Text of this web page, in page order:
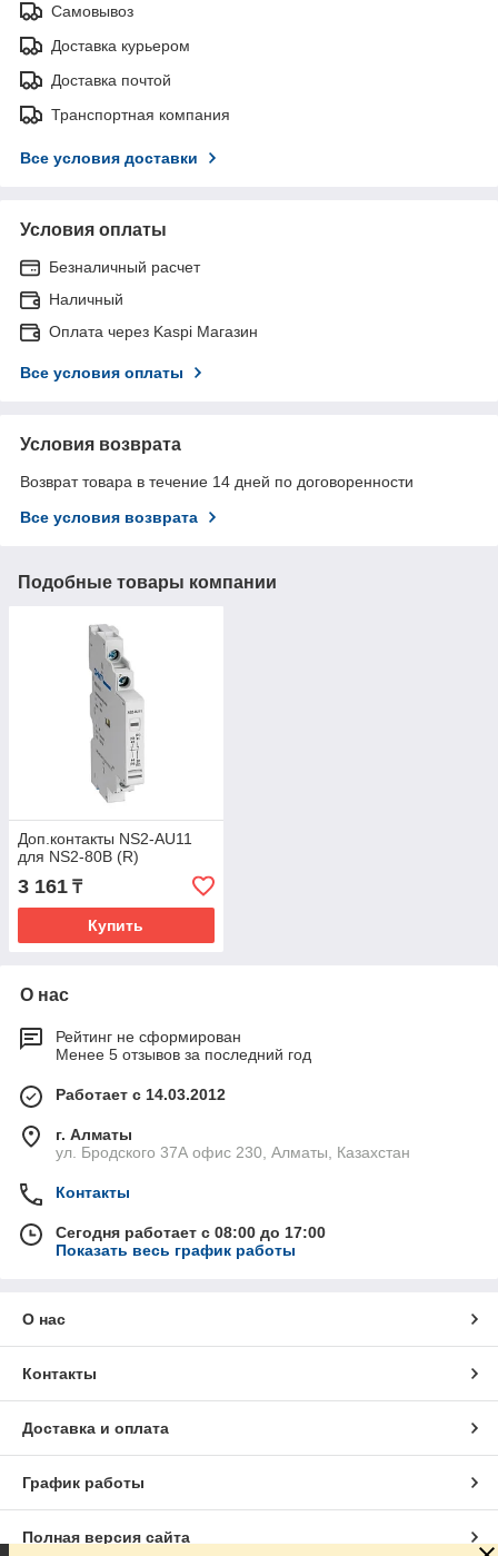
Самовывоз
Доставка курьером
Доставка почтой
Транспортная компания
Все условия доставки
Условия оплаты
Безналичный расчет
Наличный
Оплата через Kaspi Магазин
Все условия оплаты
Условия возврата
Возврат товара в течение 14 дней по договоренности
Все условия возврата
Подобные товары компании
Доп.контакты NS2-AU11
для NS2-80B (R)
3 161 ₸
Купить
О нас
Рейтинг не сформирован
Менее 5 отзывов за последний год
Работает с 14.03.2012
г. Алматы
ул. Бродского 37А офис 230, Алматы, Казахстан
Контакты
Сегодня работает с 08:00 до 17:00
Показать весь график работы
О нас
Контакты
Доставка и оплата
График работы
Полная версия сайта